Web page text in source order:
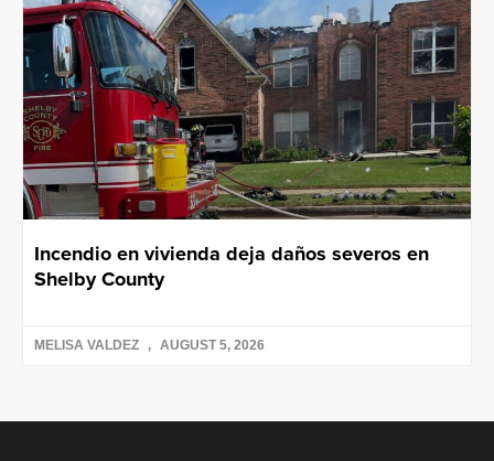
Incendio en vivienda deja daños severos en
Shelby County
MELISA VALDEZ AUGUST 5, 2026